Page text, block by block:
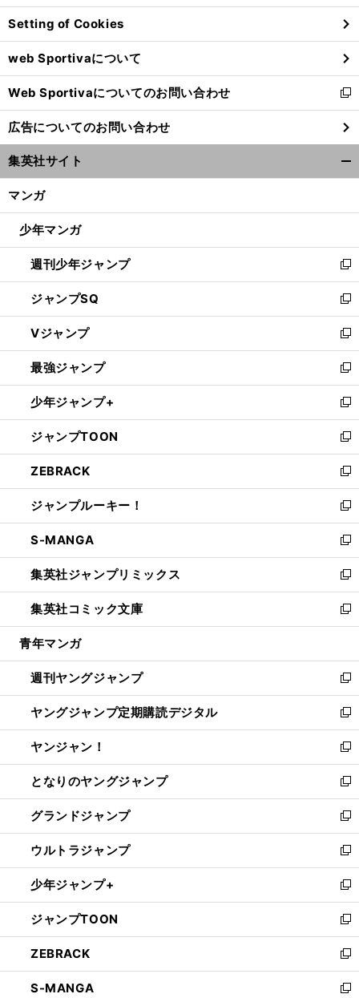
ン
ド
ウ
で
開
く
Setting of Cookies
web Sportivaについて
Web Sportivaについてのお問い合わせ
新
し
い
ウ
ィ
ン
ウ
開
く
広告についてのお問い合わせ
集英社サイト
マンガ
少年マンガ
週刊少年ジャンプ
新
し
い
ウ
ィ
ン
ド
ウ
で
開
く
ジャンプSQ
新
し
い
ウ
ィ
ン
ド
ウ
で
開
く
Vジャンプ
新
し
い
ウ
ィ
ン
ド
ウ
で
開
く
最強ジャンプ
新
し
い
ウ
ィ
ン
ド
ウ
で
開
く
少年ジャンプ+
新
し
い
ウ
ィ
ン
ド
ウ
で
開
く
ジャンプTOON
新
し
い
ウ
ィ
ン
ド
ウ
で
開
く
ZEBRACK
新
し
い
ウ
ィ
ン
ド
ウ
で
開
ジャンプルーキー！
新
し
い
ウ
ィ
ン
ド
ウ
開
く
S-MANGA
新
し
い
ウ
ィ
ン
ウ
で
開
く
集英社ジャンプリミックス
新
し
い
ウ
ン
ド
ウ
で
開
く
集英社コミック文庫
新
し
ウ
ィ
ン
ド
ウ
で
開
く
青年マンガ
週刊ヤングジャンプ
新
し
い
ウ
ィ
ン
ド
ウ
で
開
く
ヤングジャンプ定期購読デジタル
新
し
い
ウ
ィ
ン
ド
ウ
で
開
く
ヤンジャン！
新
し
い
ウ
ィ
ン
ド
ウ
で
開
く
となりのヤングジャンプ
新
し
い
ウ
ィ
ン
ド
ウ
で
開
く
グランドジャンプ
新
し
い
ウ
ィ
ン
ド
ウ
で
開
く
ウルトラジャンプ
新
し
い
ウ
ィ
ン
ド
ウ
で
少年ジャンプ+
新
し
い
ウ
ィ
ン
ド
ジャンプTOON
新
し
い
ウ
ィ
ZEBRACK
新
し
い
S-MANGA 新